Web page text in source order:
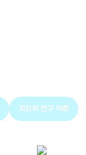
치의학 연구 역량